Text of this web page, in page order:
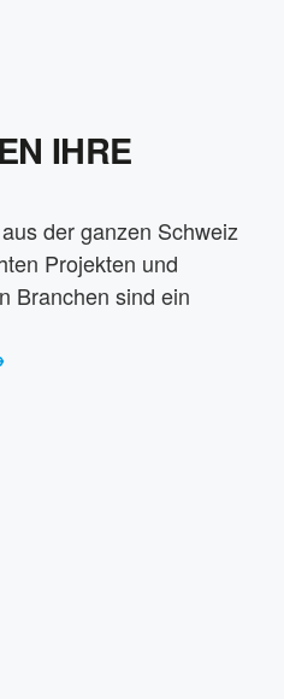
IHRE
der ganzen Schweiz
Projekten und
Branchen sind ein